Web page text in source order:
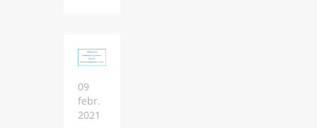
09
febr.
2021